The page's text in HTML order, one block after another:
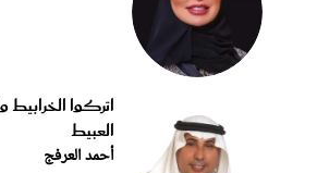
اتركوا الخرابيط
العبيط
أحمد العرفج